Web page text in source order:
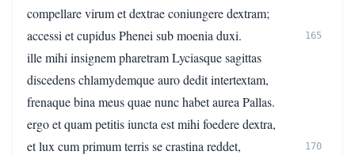
compellare virum et dextrae coniungere dextram;
accessi et cupidus Phenei sub moenia duxi.
165
ille mihi insignem pharetram Lyciasque sagittas
discedens chlamydemque auro dedit intertextam,
frenaque bina meus quae nunc habet aurea Pallas.
ergo et quam petitis iuncta est mihi foedere dextra,
et lux cum primum terris se crastina reddet,
170